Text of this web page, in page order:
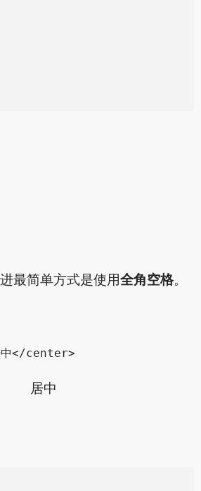
最简单方式是使用全角空格。
</center>
居中